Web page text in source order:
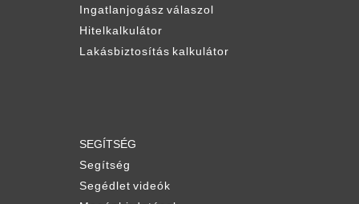
Ingatlanjogász válaszol
Hitelkalkulátor
Lakásbiztosítás kalkulátor
SEGÍTSÉG
Segítség
Segédlet videók